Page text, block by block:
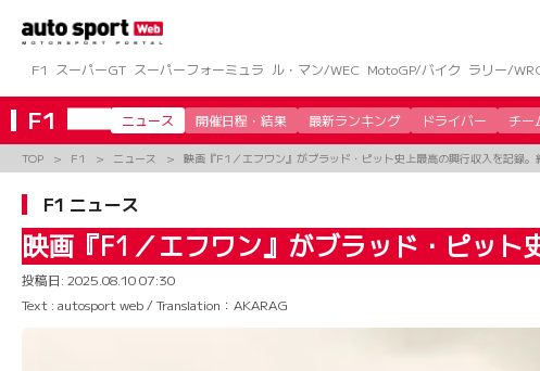
ツ
へ
ス
キ
ッ
F1
スーパーGT スーパーフォーミュラ ル・マン/WEC MotoGP/バイク ラリー/
F1 ニュース 開催日程・結果 最新ランキング ドライバー チー
TOP F1 ニュース 映画『F1／エフワン』がブラッド・ピット史上最高の興行収入を記録。
F1 ニュース
映画『F1／エフワン』がブラッド・ピッ
投稿日: 2025.08.10 07:30
Text : autosport web / Translation：AKARAG